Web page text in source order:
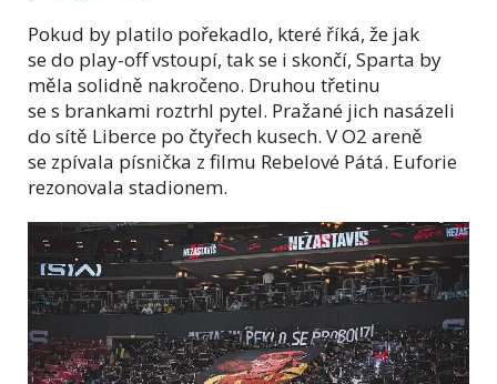
Pokud by platilo pořekadlo, které říká, že jak
se do play-off vstoupí, tak se i skončí, Sparta by
měla solidně nakročeno. Druhou třetinu
se s brankami roztrhl pytel. Pražané jich nasázeli
do sítě Liberce po čtyřech kusech. V O2 areně
se zpívala písnička z filmu Rebelové Pátá. Euforie
rezonovala stadionem.